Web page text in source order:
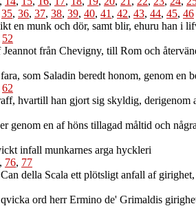
35, 36, 37, 38, 39, 40, 41 , 42, 43, 44, 45, 46
en munk och dör, samt blir, ehuru han i
52
från Chevigny, till Rom och
som Saladin beredt honom, genom en
62
hvartill han gjort sig skyldig, derigenom
en af höns tillagad måltid och
infall munkarnes arga hyckleri
, 76, 77
della Scala ett plötsligt anfall af
ord herr Ermino de' Grimaldis